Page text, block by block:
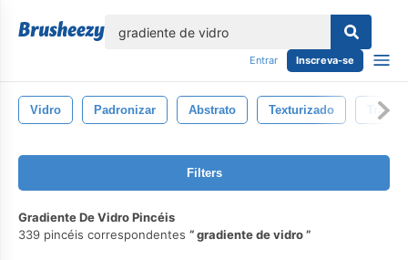
Entrar Inscreva-se
Vidro Padronizar Abstrato Texturizado
Filters
Gradiente De Vidro Pincéis
339 pincéis correspondentes
gradiente de vidro